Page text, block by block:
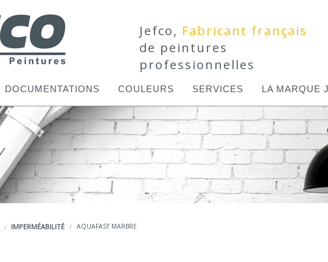
Jefco, Fabricant français
de peintures
professionnelles
DOCUMENTATIONS COULEURS SERVICES LA MARQUE
IMPERMÉABILITÉ AQUAFAST MARBRE